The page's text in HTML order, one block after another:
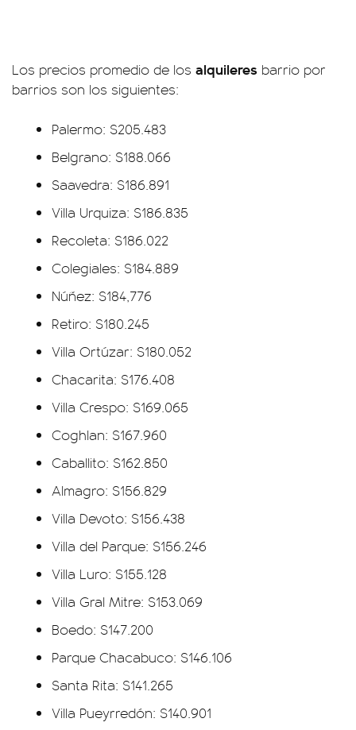
Los precios promedio de los alquileres barrio por
barrios son los siguientes:
Palermo: $205.483
Belgrano: $188.066
Saavedra: $186.891
Villa Urquiza: $186.835
Recoleta: $186.022
Colegiales: $184.889
Núñez: $184,776
Retiro: $180.245
Villa Ortúzar: $180.052
Chacarita: $176.408
Villa Crespo: $169.065
Coghlan: $167.960
Caballito: $162.850
Almagro: $156.829
Villa Devoto: $156.438
Villa del Parque: $156.246
Villa Luro: $155.128
Villa Gral Mitre: $153.069
Boedo: $147.200
Parque Chacabuco: $146.106
Santa Rita: $141.265
Villa Pueyrredón: $140.901